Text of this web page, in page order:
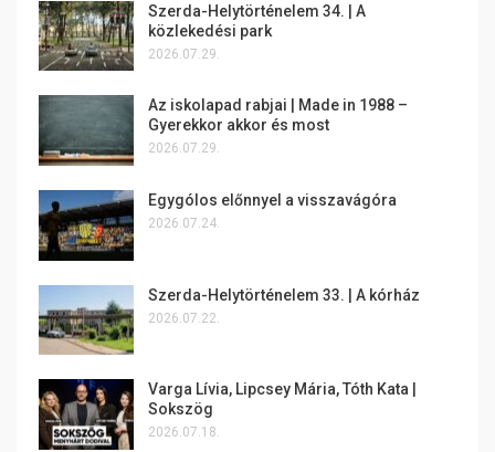
Szerda-Helytörténelem 34. | A
közlekedési park
2026.07.29.
Az iskolapad rabjai | Made in 1988 –
Gyerekkor akkor és most
2026.07.29.
Egygólos előnnyel a visszavágóra
2026.07.24.
Szerda-Helytörténelem 33. | A kórház
2026.07.22.
Varga Lívia, Lipcsey Mária, Tóth Kata |
Sokszög
2026.07.18.